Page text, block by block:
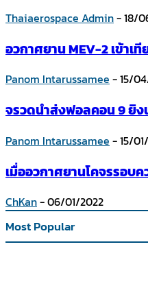
Thaiaerospace Admin-18/
อวกาศยาน MEV-2 เข้าเ
Panom Intarussamee -15/
จรวดนำส่งฟอลคอน 9 ยิง
Panom Intarussamee -15/
เมื่ออวกาศยานโคจรรอบ
ChKan-06/01/2022
Most Popular